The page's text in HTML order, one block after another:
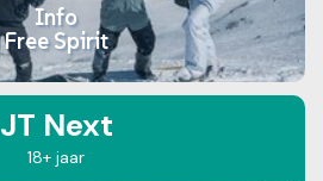
Info
Free Spirit
JT Next
18+ jaar